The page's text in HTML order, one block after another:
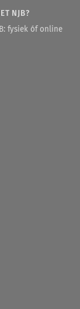
NJB?
fysiek óf online